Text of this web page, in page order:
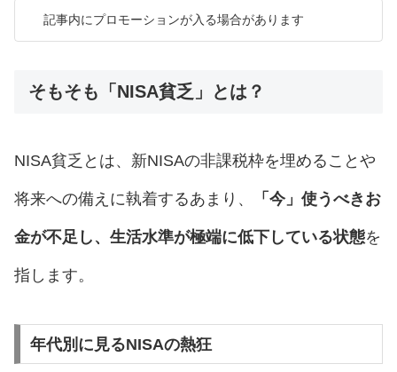
記事内にプロモーションが入る場合があります
そもそも「NISA貧乏」とは？
NISA貧乏とは、新NISAの非課税枠を埋めることや
将来への備えに執着するあまり、 「今」使うべきお
金が不足し、生活水準が極端に低下している状態を
指します。
年代別に見るNISAの熱狂